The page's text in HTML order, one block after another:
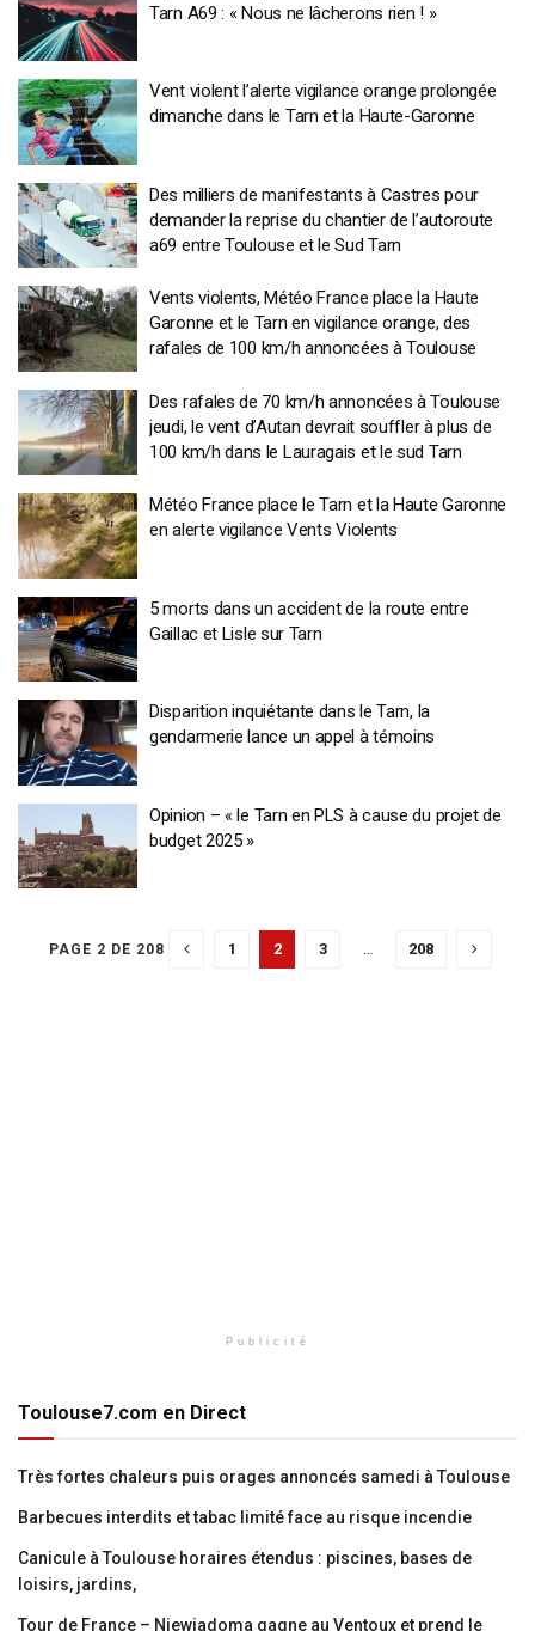
Tarn A69 : « Nous ne lâcherons rien ! »
Vent violent l’alerte vigilance orange prolongée
dimanche dans le Tarn et la Haute-Garonne
Des milliers de manifestants à Castres pour
demander la reprise du chantier de l’autoroute
a69 entre Toulouse et le Sud Tarn
Vents violents, Météo France place la Haute
Garonne et le Tarn en vigilance orange, des
rafales de 100 km/h annoncées à Toulouse
Des rafales de 70 km/h annoncées à Toulouse
jeudi, le vent d’Autan devrait souffler à plus de
100 km/h dans le Lauragais et le sud Tarn
Météo France place le Tarn et la Haute Garonne
en alerte vigilance Vents Violents
5 morts dans un accident de la route entre
Gaillac et Lisle sur Tarn
Disparition inquiétante dans le Tarn, la
gendarmerie lance un appel à témoins
Opinion – « le Tarn en PLS à cause du projet de
budget 2025 »
PAGE 2 DE 208 1 2 3 … 208
Publicité
Toulouse7.com en Direct
Très fortes chaleurs puis orages annoncés samedi à Toulouse
Barbecues interdits et tabac limité face au risque incendie
Canicule à Toulouse horaires étendus : piscines, bases de
loisirs, jardins,
Tour de France – Niewiadoma gagne au Ventoux et prend le